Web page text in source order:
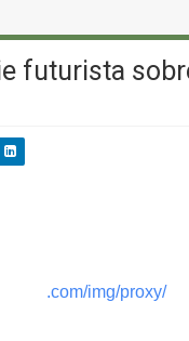
futurista